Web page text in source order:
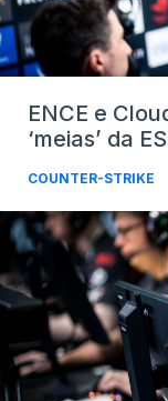
ENCE e
‘meias’ da
COUNTER-STRIKE